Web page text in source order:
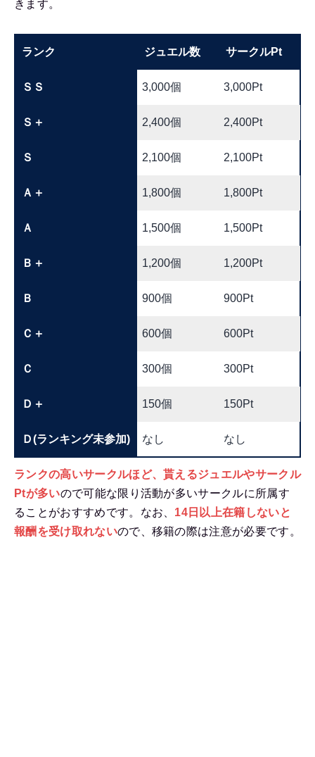
きます。
ランク ジュエル数 サークルPt
ＳＳ 3,000個 3,000Pt
Ｓ＋ 2,400個 2,400Pt
Ｓ 2,100個 2,100Pt
Ａ＋ 1,800個 1,800Pt
Ａ 1,500個 1,500Pt
Ｂ＋ 1,200個 1,200Pt
Ｂ 900個 900Pt
Ｃ＋ 600個 600Pt
Ｃ 300個 300Pt
Ｄ＋ 150個 150Pt
Ｄ(ランキング未参加) なし なし
ランクの高いサークルほど、貰えるジュエルやサークル
Ptが多いので可能な限り活動が多いサークルに所属す
ることがおすすめです。なお、 14日以上在籍しないと
報酬を受け取れないので、移籍の際は注意が必要です。